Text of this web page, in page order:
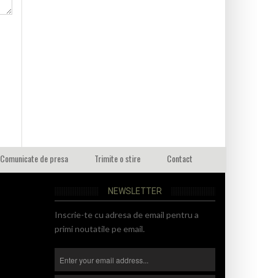
Comunicate de presa Trimite o stire Contact
NEWSLETTER
Inscrie-te cu adresa de email pentru a
primi noutatile pe email.